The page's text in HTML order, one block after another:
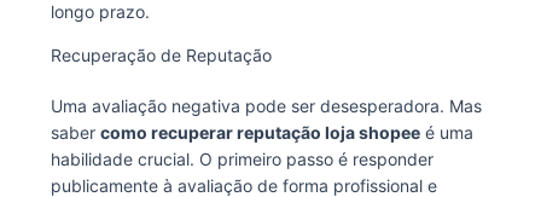
longo prazo.
Recuperação de Reputação
Uma avaliação negativa pode ser desesperadora. Mas
saber como recuperar reputação loja shopeeé uma
habilidade crucial. O primeiro passo é responder
publicamente à avaliação de forma profissional e